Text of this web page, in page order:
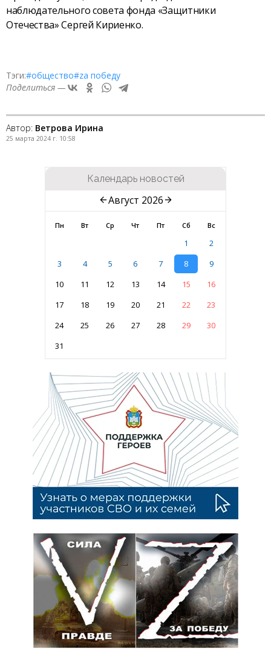
наблюдательного совета фонда «Защитники
Отечества» Сергей Кириенко.
Тэги:#общество#zа победу
Поделиться —
Автор: Ветрова Ирина
25 марта 2024 г. 10:58
Календарь новостей
Август 2026
Пн Вт Ср Чт Пт Сб Вс
1
2
3
4 5 6 7 8
9
10
11 12 13 14 15
16
17
18 19 20 21 22
23
24
25 26 27 28 29
30
31